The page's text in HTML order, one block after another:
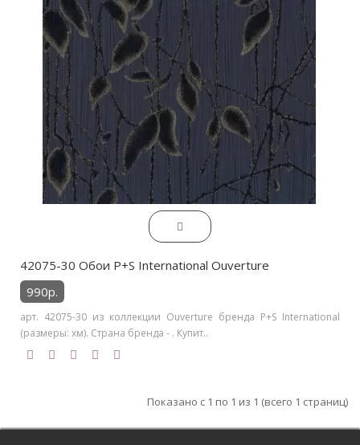
42075-30 Обои P+S International Ouverture
990р.
арт. 42075-30 из коллекции Ouverture бренда P+S International
(размеры: хм). Страна бренда - . Купит..
Показано с 1 по 1 из 1 (всего 1 страниц)